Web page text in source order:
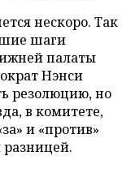
нескоро. Так
шаги
палаты
Нэнси
резолюцию, но
в комитете,
и «против»